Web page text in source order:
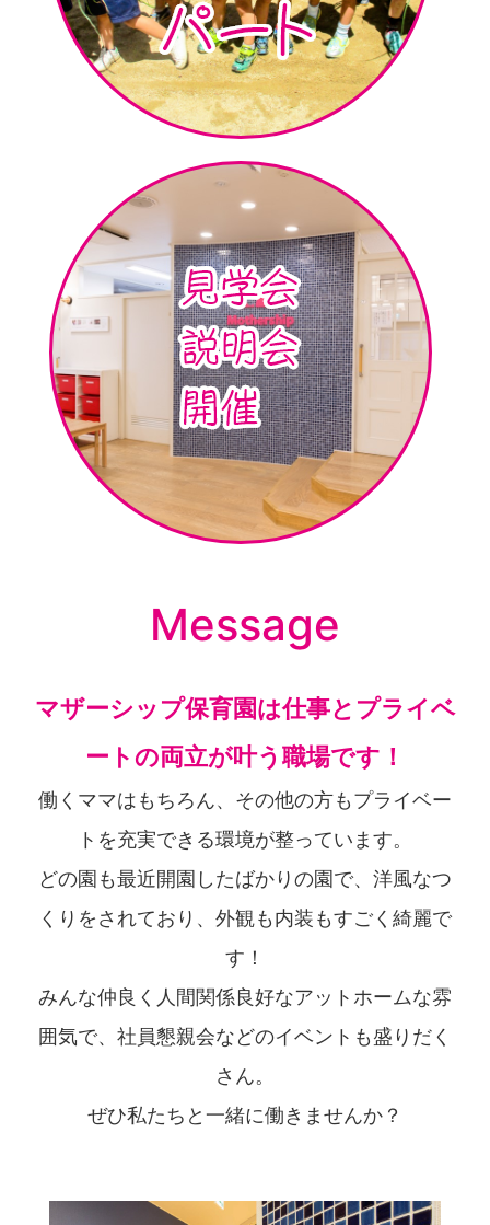
Message
マザーシップ保育園は仕事とプライベ
ートの両立が叶う職場です！
働くママはもちろん、その他の方もプライベー
トを充実できる環境が整っています。
どの園も最近開園したばかりの園で、洋風なつ
くりをされており、外観も内装もすごく綺麗で
す！
みんな仲良く人間関係良好なアットホームな雰
囲気で、社員懇親会などのイベントも盛りだく
さん。
ぜひ私たちと一緒に働きませんか？